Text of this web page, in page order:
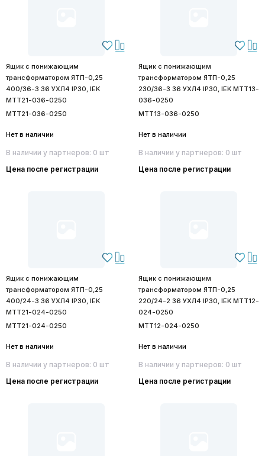
Ящик с понижающим
трансформатором ЯТП-0,25
400/36-3 36 УХЛ4 IP30, IEK
MTT21-036-0250
MTT21-036-0250
Нет в наличии
В наличии у партнеров: 0 шт
Цена после регистрации
Ящик с понижающим
трансформатором ЯТП-0,25
230/36-3 36 УХЛ4 IP30, IEK MTT13-
036-0250
MTT13-036-0250
Нет в наличии
В наличии у партнеров: 0 шт
Цена после регистрации
Ящик с понижающим
трансформатором ЯТП-0,25
400/24-3 36 УХЛ4 IP30, IEK
MTT21-024-0250
MTT21-024-0250
Нет в наличии
В наличии у партнеров: 0 шт
Цена после регистрации
Ящик с понижающим
трансформатором ЯТП-0,25
220/24-2 36 УХЛ4 IP30, IEK MTT12-
024-0250
MTT12-024-0250
Нет в наличии
В наличии у партнеров: 0 шт
Цена после регистрации